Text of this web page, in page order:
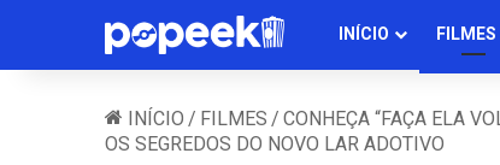
INÍCIO FILMES
INÍCIO / FILMES / CONHEÇA “FAÇA ELA
OS SEGREDOS DO NOVO LAR ADOTIVO